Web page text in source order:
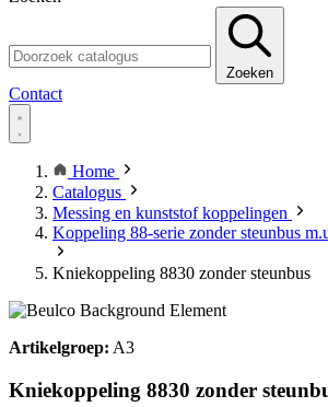
Zoeken
Contact
Home
Catalogus
Messing en kunststof koppelingen
Koppeling 88-serie zonder steunbus
Kniekoppeling 8830 zonder steunbus
Artikelgroep: A3
Kniekoppeling 8830 zonder